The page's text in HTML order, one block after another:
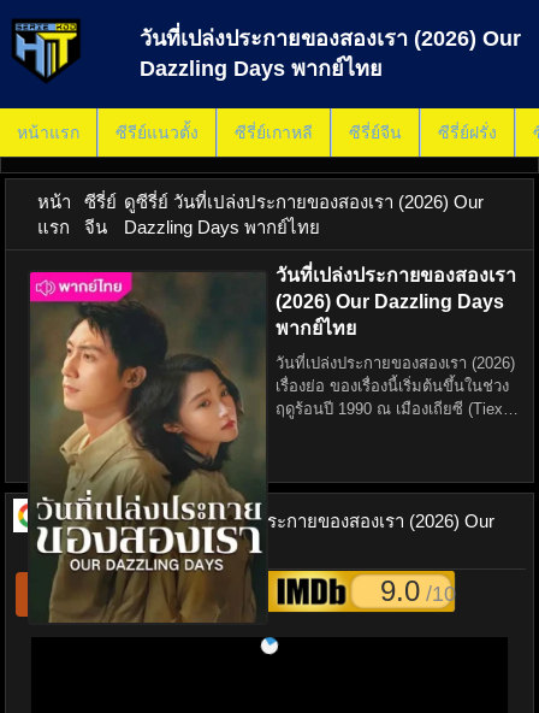
วันที่เปล่งประกายของสองเรา (2026) Our
Dazzling Days พากย์ไทย
หน้าแรก ซีรีย์แนวตั้ง ซีรี่ย์เกาหลี ซีรี่ย์จีน ซีรี่ย์ฝรั่ง
หน้า
แรก
ซีรี่ย์
จีน
ดูซีรี่ย์ วันที่เปล่งประกายของสองเรา (2026) Our
Dazzling Days พากย์ไทย
วันที่เปล่งประกายของสองเรา
(2026) Our Dazzling Days
พากย์ไทย
วันที่เปล่งประกายของสองเรา (2026)
เรื่องย่อ ของเรื่องนี้เริ่มต้นขึ้นในช่วง
ฤดูร้อนปี 1990 ณ เมืองเถียซี (Tiexi
ของเหล่าคนงานโรงงานทหาร红星
ดูซีรี่ย์ ออนไลน์ วันที่เปล่งประกายของสองเรา (2026) Our
Dazzling Days พากย์ไทย
รีเฟชหนังไม่เล่น แจ้งหนังเสีย 9.0 /10